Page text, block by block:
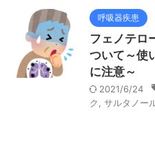
呼吸器疾患
フェノテロ
ついて～使
に注意～
2021/6/24
ク
サルタノー